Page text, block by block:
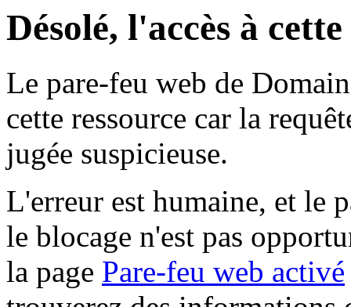
Désolé, l'accès à
Le pare-feu web de
cette ressource car la
jugée suspicieuse.
L'erreur est humaine, et le
le blocage n'est pas
la page Pare-feu web activé